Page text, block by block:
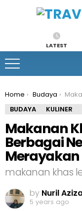
LATEST
You are here:
Home Budaya
Makanan Khas
BUDAYA
KULINER
Makanan
Berbagai
makanan khas
by Nuril
5 years ago